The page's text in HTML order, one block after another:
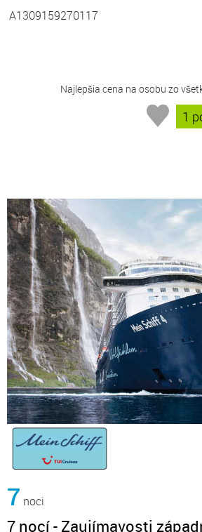
A1309159270117
Najlepšia cena na osobu zo
1
7 noci
7 nocí - Zaujímavosti